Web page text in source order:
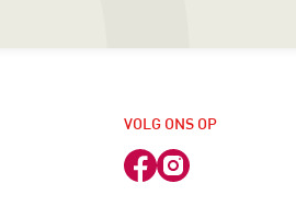
VOLG ONS OP